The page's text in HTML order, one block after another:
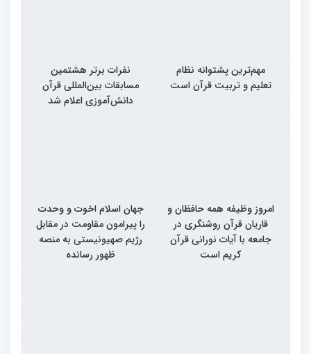
مهم‌ترین پشتوانه نظام
تعلیم و تربیت قرآن است
نفرات برتر هشتمین
مسابقات بین‌المللی قرآن
دانش‌آموزی اعلام شد
امروز وظیفه همه حافظان و
قاریان قرآن روشنگری در
جامعه با آیات نورانی قرآن
کریم است
جهان اسلام اخوت و وحدت
را پیرامون مقاومت در مقابل
رژیم صهیونیستی به منصه
ظهور رسانده